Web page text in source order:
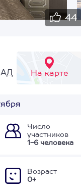
44
На карте
Число
участников
1-6 человека
Возраст
0+